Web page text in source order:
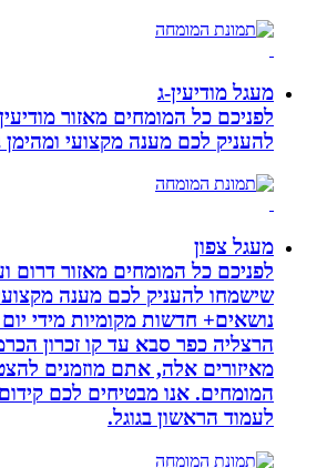
מעגל מודיעין-ג
לפניכם כל המומחים מאזור מודיעין
להעניק לכם מענה מקצועי ומהימן
מעגל צפון
לפניכם כל המומחים מאזור דרום וערי
שישמחו להעניק לכם מענה מקצועי
נושאים+ חדשות מקומיות מידי יום בכל
הרצליה כפר סבא עד קו זכרון הכרמל.
מאיזורים אלה, אתם מוזמנים להצטרף
המומחים. אנו מבטיחים לכם קידום מהיר
לעמוד הראשון בגוגל.